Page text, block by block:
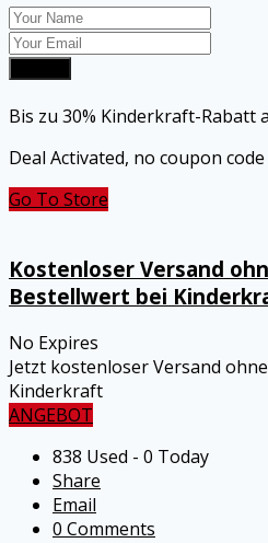
Bis zu 30% Kinderkraft-Rabatt
Deal Activated, no coupon
Go To Store
Kostenloser Versand
Bestellwert bei
No Expires
Jetzt kostenloser Versand
Kinderkraft
ANGEBOT
838 Used - 0 Today
Share
Email
0 Comments